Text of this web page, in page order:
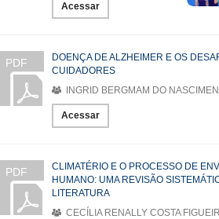
Acessar
PDF
DOENÇA DE ALZHEIMER E OS
CUIDADORES
INGRID BERGMAM DO
Acessar
PDF
CLIMATÉRIO E O PROCESSO DE
HUMANO: UMA REVISÃO
LITERATURA
CECÍLIA RENALLY COSTA